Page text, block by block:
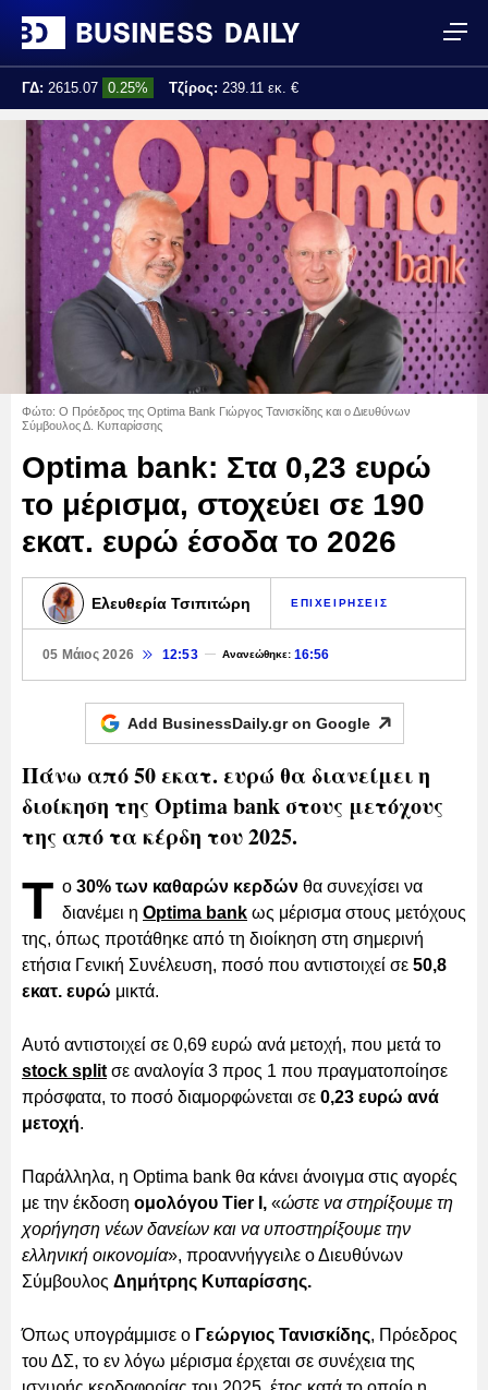
ΓΔ: 2615.07 0.25% Τζίρος: 239.11 εκ. €
Τελ. ενημέρωση: 17:25:01
Φώτο: Ο Πρόεδρος της Optima Bank Γιώργος Τανισκίδης και ο Διευθύνων
Σύμβουλος Δ. Κυπαρίσσης
Optima bank: Στα 0,23 ευρώ
το μέρισμα, στοχεύει σε 190
εκατ. ευρώ έσοδα το 2026
Ελευθερία Τσιπιτώρη ΕΠΙΧΕΙΡΗΣΕΙΣ
05 Μάιος 2026 12:53 Ανανεώθηκε:16:56
Add BusinessDaily.gr on Google
Πάνω από 50 εκατ. ευρώ θα διανείμει η
διοίκηση της Optima bank στους μετόχους
της από τα κέρδη του 2025.
Τ ο 30% των καθαρών κερδών θα συνεχίσει να
διανέμει η Optima bank ως μέρισμα στους μετόχους
της, όπως προτάθηκε από τη διοίκηση στη σημερινή
ετήσια Γενική Συνέλευση, ποσό που αντιστοιχεί σε 50,8
εκατ. ευρώ μικτά.
Αυτό αντιστοιχεί σε 0,69 ευρώ ανά μετοχή, που μετά το
stock split σε αναλογία 3 προς 1 που πραγματοποίησε
πρόσφατα, το ποσό διαμορφώνεται σε 0,23 ευρώ ανά
μετοχή.
Παράλληλα, η Optima bank θα κάνει άνοιγμα στις αγορές
με την έκδοση ομολόγου Tier I, «ώστε να στηρίξουμε τη
χορήγηση νέων δανείων και να υποστηρίξουμε την
ελληνική οικονομία», προαννήγγειλε ο Διευθύνων
Σύμβουλος Δημήτρης Κυπαρίσσης.
Όπως υπογράμμισε ο Γεώργιος Τανισκίδης, Πρόεδρος
του ΔΣ, το εν λόγω μέρισμα έρχεται σε συνέχεια της